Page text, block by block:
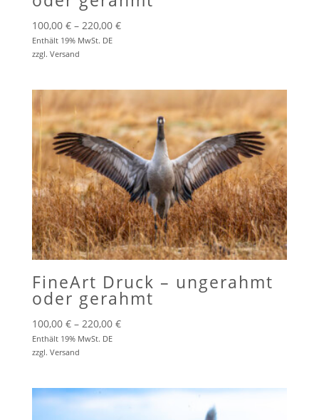
100,00 € – 220,00 €Preisspanne:
Enthält 19% MwSt. DE
zzgl. Versand
FineArt Druck – ungerahmt
oder gerahmt
100,00 € – 220,00 €Preisspanne:
Enthält 19% MwSt. DE
zzgl. Versand